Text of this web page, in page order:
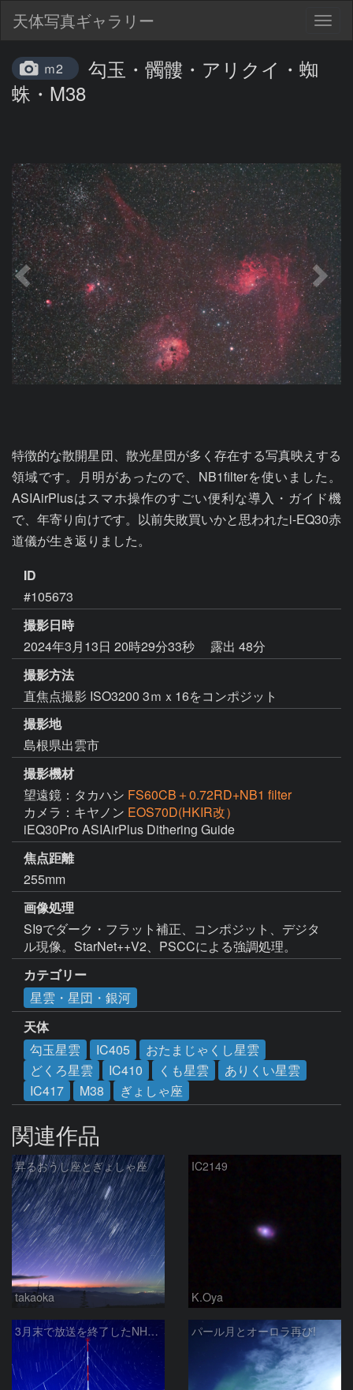
天体写真ギャラリー
ｍ2
勾玉・髑髏・アリクイ・蜘
蛛・M38
特徴的な散開星団、散光星団が多く存在する写真映えする
領域です。月明があったので、NB1filterを使いました。
ASIAirPlusはスマホ操作のすごい便利な導入・ガイド機
で、年寄り向けです。以前失敗買いかと思われたi-EQ30赤
ID
#105673
撮影日時
2024年3月13日 20時29分33秒
露出 48分
撮影方法
直焦点撮影 ISO3200 3ｍｘ16をコンポジット
撮影地
島根県出雲市
撮影機材
望遠鏡：タカハシ FS60CB＋0.72RD+NB1 filter
カメラ：キヤノン EOS70D(HKIR改）
iEQ30Pro ASIAirPlus Dithering Guide
焦点距離
255mm
画像処理
SI9でダーク・フラット補正、コンポジット、デジタ
ル現像。StarNet++V2、PSCCによる強調処理。
カテゴリー
星雲・星団・銀河
天体
勾玉星雲
IC405
おたまじゃくし星雲
どくろ星雲
IC410 くも星雲
ありくい星雲
IC417
M38 ぎょしゃ座
関連作品
昇るおうし座とぎょしゃ座
takaoka
IC2149
K.Oya
3月末で放送を終了したNHKラジオ第2放送の送信アンテナと星空 パール月とオーロラ再び!